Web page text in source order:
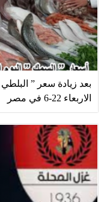
بعد زيادة سعر ”
الاربعاء 22-6 في مصر